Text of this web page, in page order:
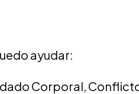
ayudar:
Corporal,